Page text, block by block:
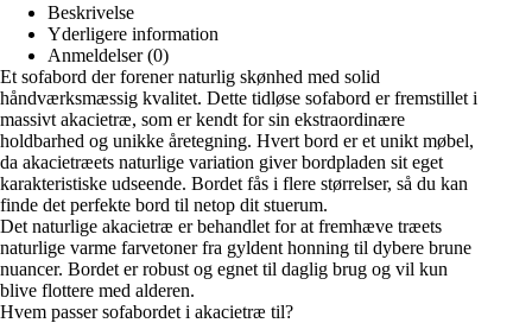
Beskrivelse
Yderligere information
Anmeldelser (0)
Et sofabord der forener naturlig skønhed med solid
håndværksmæssig kvalitet. Dette tidløse sofabord er fremstillet i
massivt akacietræ, som er kendt for sin ekstraordinære
holdbarhed og unikke åretegning. Hvert bord er et unikt møbel,
da akacietræets naturlige variation giver bordpladen sit eget
karakteristiske udseende. Bordet fås i flere størrelser, så du kan
finde det perfekte bord til netop dit stuerum.
Det naturlige akacietræ er behandlet for at fremhæve træets
naturlige varme farvetoner fra gyldent honning til dybere brune
nuancer. Bordet er robust og egnet til daglig brug og vil kun
blive flottere med alderen.
Hvem passer sofabordet i akacietræ til?